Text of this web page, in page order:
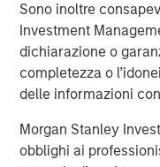
Sono inoltre
Investment
dichiarazione o
completezza o
delle informazioni
Morgan Stanley
obblighi ai
Morgan Stanley Real
private real estate
Morgan Stanley. One
investors in the world
employs a patient,
value-add /
real estate